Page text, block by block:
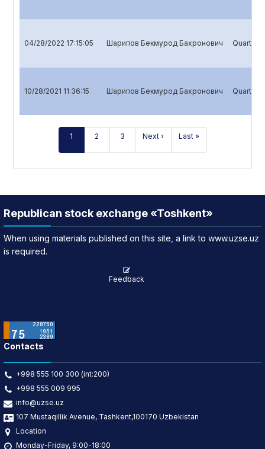
04/28/2022 17:15:05 Шарипов Бекмурод Бахронович
10/28/2021 11:36:15 Шарипов Бекмурод Бахронович
1 2 3 Next › Last »
Republican stock exchange «Toshkent»
When using materials published on this site, a link to www.uzse.uz
is required.
Feedback
Contacts
+998 555 100 300 (int:200)
+998 555 009 995
info@uzse.uz
107 Mustaqillik Avenue, Tashkent,100170 Uzbekistan
Location
Monday-Friday, 9:00-18:00